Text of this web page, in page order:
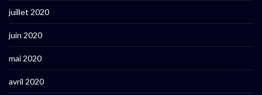
juillet 2020
juin 2020
mai 2020
avril 2020